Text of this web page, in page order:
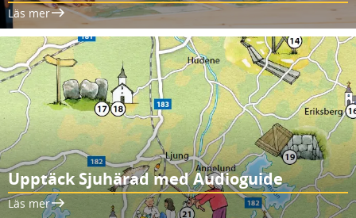
Läs mer
Upptäck Sjuhärad med Audioguide
Läs mer